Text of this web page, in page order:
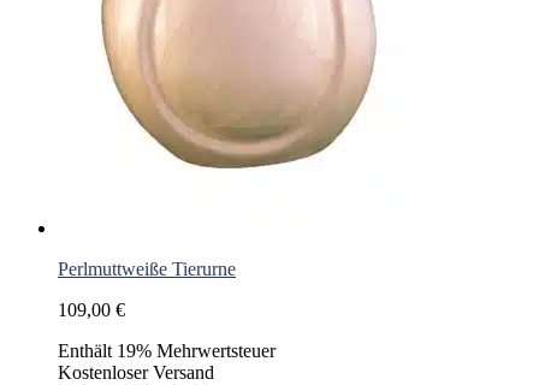
Perlmuttweiße Tierurne
109,00 €
Enthält 19% Mehrwertsteuer
Kostenloser Versand